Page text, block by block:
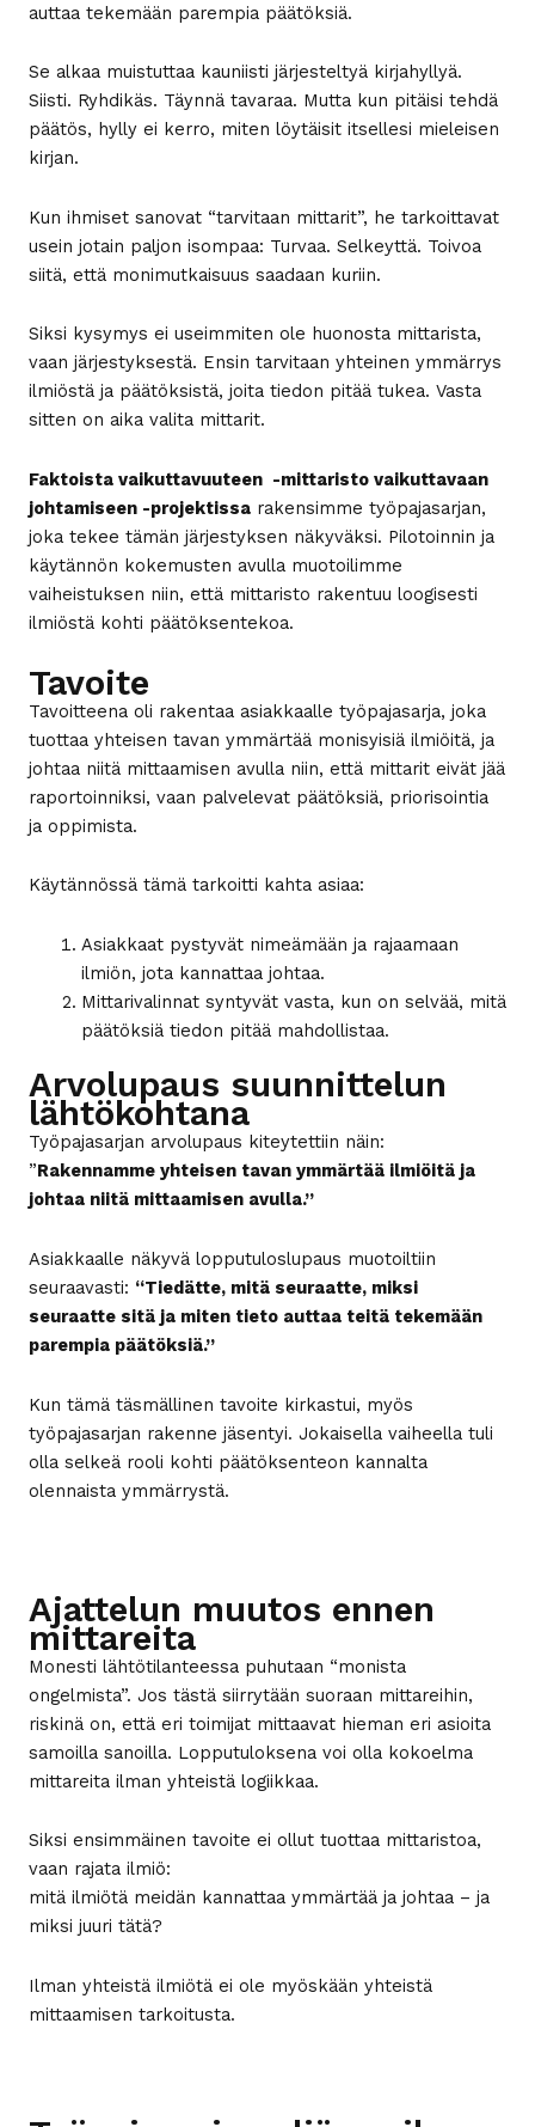
auttaa tekemään parempia päätöksiä.
Se alkaa muistuttaa kauniisti järjesteltyä kirjahyllyä.
Siisti. Ryhdikäs. Täynnä tavaraa. Mutta kun pitäisi tehdä
päätös, hylly ei kerro, miten löytäisit itsellesi mieleisen
kirjan.
Kun ihmiset sanovat “tarvitaan mittarit”, he tarkoittavat
usein jotain paljon isompaa: Turvaa. Selkeyttä. Toivoa
siitä, että monimutkaisuus saadaan kuriin.
Siksi kysymys ei useimmiten ole huonosta mittarista,
vaan järjestyksestä. Ensin tarvitaan yhteinen ymmärrys
ilmiöstä ja päätöksistä, joita tiedon pitää tukea. Vasta
sitten on aika valita mittarit.
Faktoista vaikuttavuuteen -mittaristo vaikuttavaan
johtamiseen -projektissa rakensimme työpajasarjan,
joka tekee tämän järjestyksen näkyväksi. Pilotoinnin ja
käytännön kokemusten avulla muotoilimme
vaiheistuksen niin, että mittaristo rakentuu loogisesti
ilmiöstä kohti päätöksentekoa.
Tavoite
Tavoitteena oli rakentaa asiakkaalle työpajasarja, joka
tuottaa yhteisen tavan ymmärtää monisyisiä ilmiöitä, ja
johtaa niitä mittaamisen avulla niin, että mittarit eivät jää
raportoinniksi, vaan palvelevat päätöksiä, priorisointia
ja oppimista.
Käytännössä tämä tarkoitti kahta asiaa:
Asiakkaat pystyvät nimeämään ja rajaamaan
ilmiön, jota kannattaa johtaa.
Mittarivalinnat syntyvät vasta, kun on selvää, mitä
päätöksiä tiedon pitää mahdollistaa.
Arvolupaus suunnittelun
lähtökohtana
Työpajasarjan arvolupaus kiteytettiin näin:
”Rakennamme yhteisen tavan ymmärtää ilmiöitä ja
johtaa niitä mittaamisen avulla.”
Asiakkaalle näkyvä lopputuloslupaus muotoiltiin
seuraavasti: “Tiedätte, mitä seuraatte, miksi
seuraatte sitä ja miten tieto auttaa teitä tekemään
parempia päätöksiä.”
Kun tämä täsmällinen tavoite kirkastui, myös
työpajasarjan rakenne jäsentyi. Jokaisella vaiheella tuli
olla selkeä rooli kohti päätöksenteon kannalta
olennaista ymmärrystä.
Ajattelun muutos ennen
mittareita
Monesti lähtötilanteessa puhutaan “monista
ongelmista”. Jos tästä siirrytään suoraan mittareihin,
riskinä on, että eri toimijat mittaavat hieman eri asioita
samoilla sanoilla. Lopputuloksena voi olla kokoelma
mittareita ilman yhteistä logiikkaa.
Siksi ensimmäinen tavoite ei ollut tuottaa mittaristoa,
vaan rajata ilmiö:
mitä ilmiötä meidän kannattaa ymmärtää ja johtaa – ja
miksi juuri tätä?
Ilman yhteistä ilmiötä ei ole myöskään yhteistä
mittaamisen tarkoitusta.